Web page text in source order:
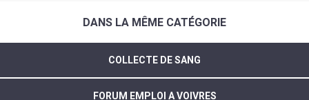
DANS LA MÊME CATÉGORIE
COLLECTE DE SANG
FORUM EMPLOI A VOIVRES